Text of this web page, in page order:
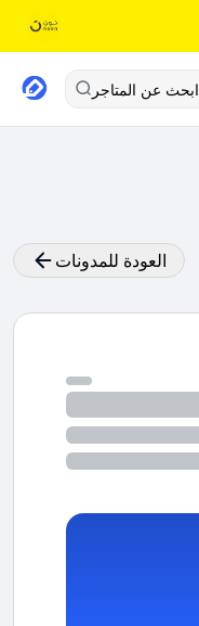
ابحث عن المتاجر
العودة للمدونات